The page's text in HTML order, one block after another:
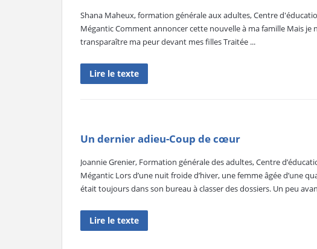
Shana Maheux, formation générale aux adultes, Centre
Mégantic Comment annoncer cette nouvelle à ma famille Mais je
transparaître ma peur devant mes filles Traitée ...
Lire le texte
Un dernier adieu-Coup de cœur
Joannie Grenier, Formation générale des adultes, Centre
Mégantic Lors d’une nuit froide d’hiver, une femme âgée d’une
était toujours dans son bureau à classer des dossiers. Un peu
Lire le texte